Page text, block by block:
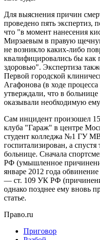
Для выяснения причин
проведено пять экспертиз,
что "в момент нанесения
Мирзаевым в правую
не возникло каких-либо
квалифицировались бы как
здоровью". Экспертиза
Первой городской
Агафонова (в ходе
утверждали, что в
оказывали необходимую
Сам инцидент произошел 15
клуба "Гараж" в центре
студент колледжа №1 ГУ
госпитализирован, а
больнице. Сначала
РФ (умышленное
январе 2012 года
— ст. 109 УК РФ
однако позднее ему вновь
статье.
Право.ru
Приговор